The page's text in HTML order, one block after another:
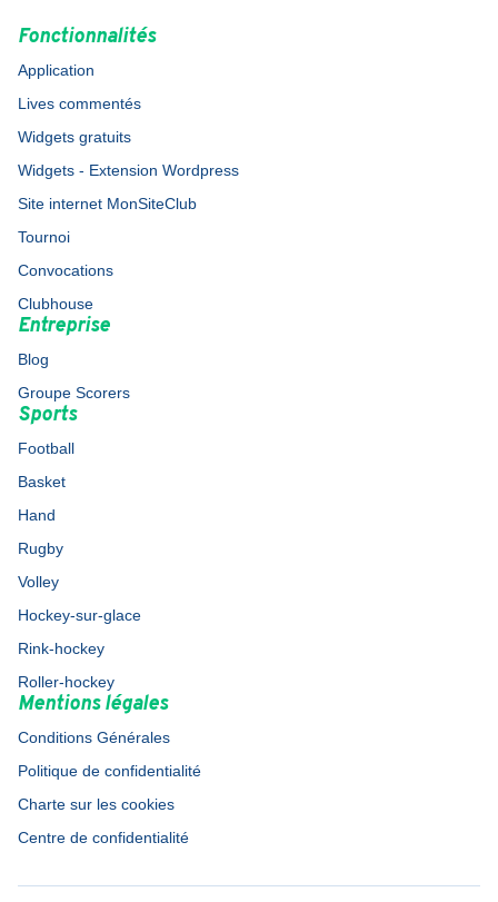
Fonctionnalités
Application
Lives commentés
Widgets gratuits
Widgets - Extension Wordpress
Site internet MonSiteClub
Tournoi
Convocations
Clubhouse
Entreprise
Blog
Groupe Scorers
Sports
Football
Basket
Hand
Rugby
Volley
Hockey-sur-glace
Rink-hockey
Roller-hockey
Mentions légales
Conditions Générales
Politique de confidentialité
Charte sur les cookies
Centre de confidentialité